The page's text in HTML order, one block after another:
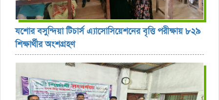
যশোর বসুন্দিয়া টিচার্স এ্যাসোসিয়েশনের বৃত্তি পরীক্ষায় ৮২৯
শিক্ষার্থীর অংশগ্রহণ